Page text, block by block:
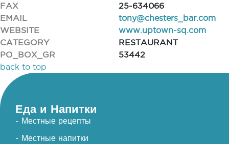
FAX
25-634066
EMAIL
tony@chesters_bar.com
WEBSITE
www.uptown-sq.com
CATEGORY
RESTAURANT
PO_BOX_GR
53442
back to top
Еда и Напитки
- Местные рецепты
- Местные напитки